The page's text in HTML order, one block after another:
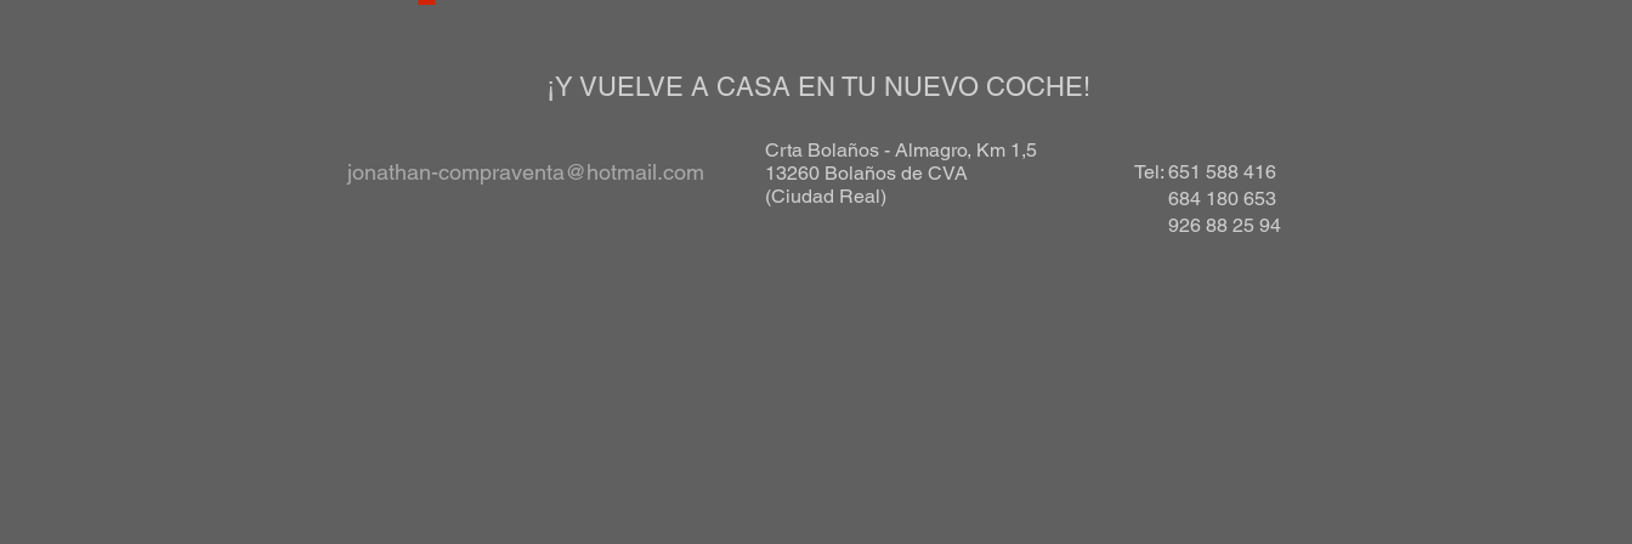
¡Y VUELVE A CASA EN TU NUEVO COCHE!
jonathan-compraventa@hotmail.com
Crta Bolaños - Almagro, Km 1,5
13260 Bolaños de CVA
(Ciudad Real)
Tel: 651 588 416
684 180 653
926 88 25 94